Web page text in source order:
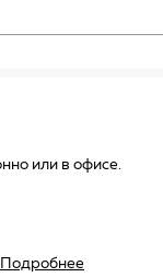
или в офисе.
Подробнее